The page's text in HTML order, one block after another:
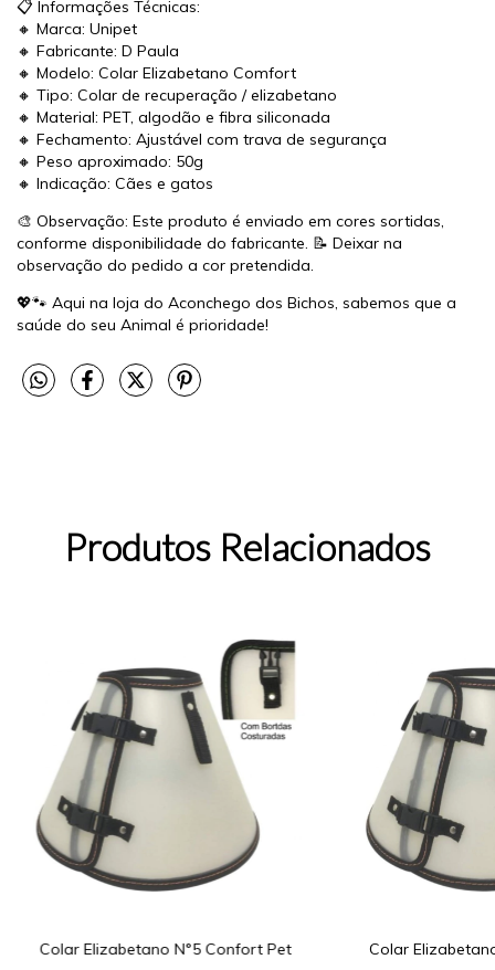
📋 Informações Técnicas:
🔸 Marca: Unipet
🔸 Fabricante: D Paula
🔸 Modelo: Colar Elizabetano Comfort
🔸 Tipo: Colar de recuperação / elizabetano
🔸 Material: PET, algodão e fibra siliconada
🔸 Fechamento: Ajustável com trava de segurança
🔸 Peso aproximado: 50g
🔸 Indicação: Cães e gatos
🎨 Observação: Este produto é enviado em cores sortidas,
conforme disponibilidade do fabricante. 📝 Deixar na
observação do pedido a cor pretendida.
💖🐾 Aqui na loja do Aconchego dos Bichos, sabemos que a
saúde do seu Animal é prioridade!
Produtos Relacionados
Colar Elizabetano N°5 Confort Pet Colar